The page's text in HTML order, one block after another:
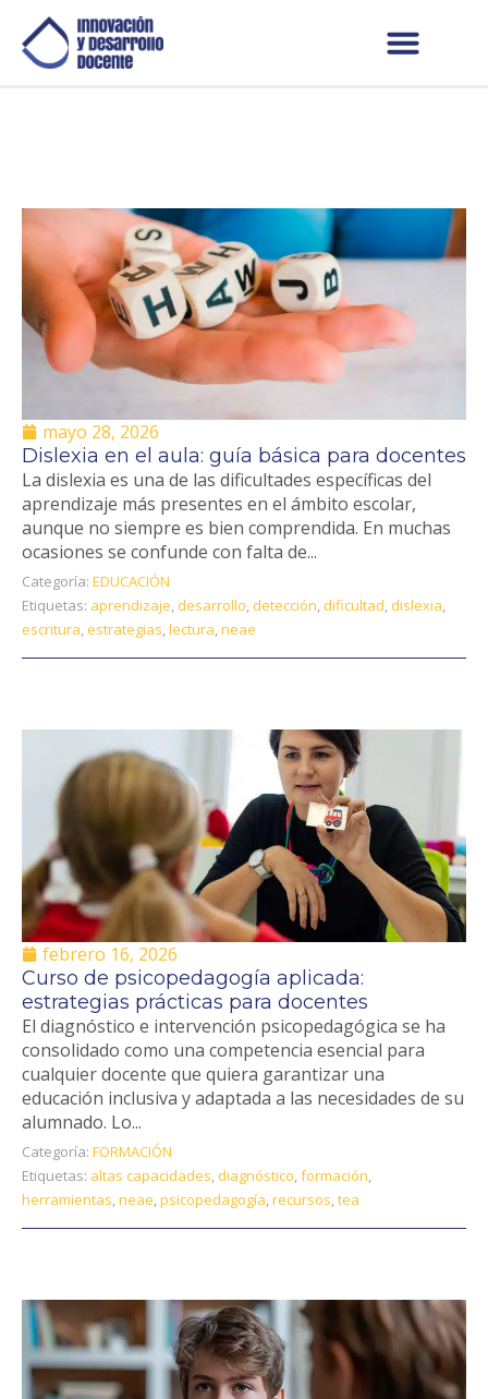
mayo 28, 2026
Dislexia en el aula: guía básica para docentes
La dislexia es una de las dificultades específicas del
aprendizaje más presentes en el ámbito escolar,
aunque no siempre es bien comprendida. En muchas
ocasiones se confunde con falta de...
Categoría: EDUCACIÓN
Etiquetas: aprendizaje, desarrollo, detección, dificultad, dislexia,
escritura,estrategias,lectura,neae
febrero 16, 2026
Curso de psicopedagogía aplicada:
estrategias prácticas para docentes
El diagnóstico e intervención psicopedagógica se ha
consolidado como una competencia esencial para
cualquier docente que quiera garantizar una
educación inclusiva y adaptada a las necesidades de su
alumnado. Lo...
Categoría: FORMACIÓN
Etiquetas: altas capacidades, diagnóstico,formación,
herramientas,neae,psicopedagogía,recursos,tea